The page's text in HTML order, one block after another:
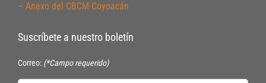
– Anexo del CBCM Coyoacán
Suscríbete a nuestro boletín
Correo: (*Campo requerido)